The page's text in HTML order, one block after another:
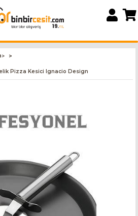
>
Pizza Kesici Ignacio Design